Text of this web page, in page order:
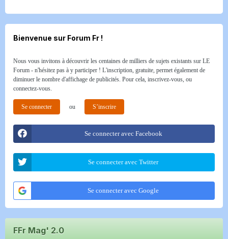
Bienvenue sur Forum Fr !
Nous vous invitons à découvrir les centaines de milliers de sujets existants sur LE
Forum - n'hésitez pas à y participer ! L'inscription, gratuite, permet également de
diminuer le nombre d'affichage de publicités. Pour cela, inscrivez-vous, ou
connectez-vous.
Se connecter ou S’inscrire
Se connecter avec Facebook
Se connecter avec Twitter
Se connecter avec Google
FFr Mag' 2.0